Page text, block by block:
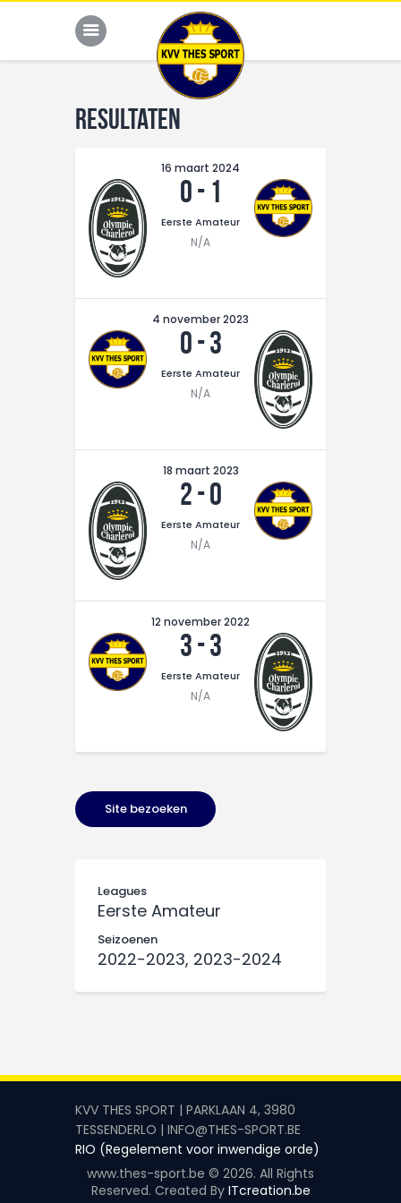
JONG THES
G-VOETBAL
JEUGD
HOME
KALENDER
TEAM
NIEUWS
DE CLUB
Resultaten
16 maart 2024
0- 1
Eerste Amateur
N/A
4 november 2023
0-3
Eerste Amateur
N/A
18 maart 2023
2-0
Eerste Amateur
N/A
12 november 2022
3-3
Eerste Amateur
N/A
Leagues
Eerste Amateur
Seizoenen
2022-2023, 2023-2024
KVV THES SPORT | PARKLAAN 4, 3980
TESSENDERLO | INFO@THES-SPORT.BE
RIO (Regelement voor inwendige orde)
www.thes-sport.be © 2026. All Rights
Reserved. Created By ITcreation.be